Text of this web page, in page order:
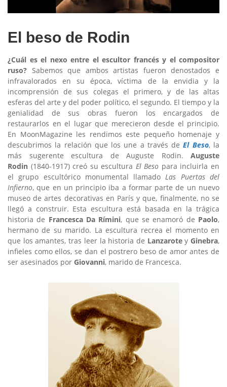
El beso de Rodin
¿Cuál es el nexo entre el escultor francés y el compositor
ruso? Sabemos que ambos artistas fueron denostados e
infravalorados en su época, víctima de la envidia y la
incomprensión de sus colegas el primero, y de las altas
esferas del arte y del poder político, el segundo. El tiempo y la
genialidad de sus obras fueron los encargados de
restaurarlos en el lugar que merecieron desde el principio.
En MoonMagazine les rendimos este pequeño homenaje y
descubrimos la relación que los une a través deEl Beso, la
más sugerente escultura de Auguste Rodin. Auguste
Rodin (1840-1917) creó su escultura El Beso para incluirla en
el grupo escultórico monumental llamado Las Puertas del
Infierno, que en un principio iba a formar parte de un nuevo
museo de artes decorativas en París y que, finalmente, no se
llegó a construir. Esta escultura está basada en la trágica
historia de Francesca Da Rímini, que se enamoró de Paolo,
hermano de su marido. La escultura recrea el momento en
que los amantes, tras leer la historia de LanzaroteyGinebra,
infieles como ellos, se dan el postrero beso de amor antes de
ser asesinados por Giovanni, marido de Francesca.